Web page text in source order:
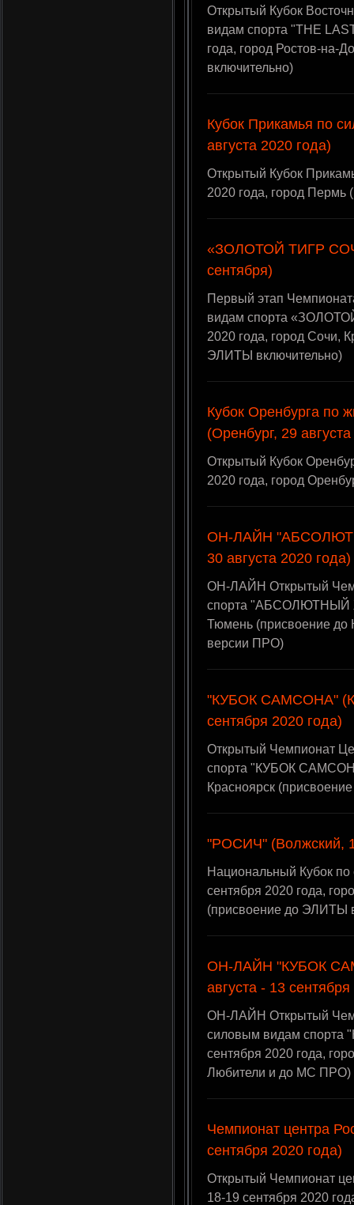
Открытый Кубок
видам спорта "THE
года, город Ростов-на-
включительно)
Кубок Прикамья по
августа 2020 года)
Открытый Кубок
2020 года, город Пермь
«ЗОЛОТОЙ ТИГР
сентября)
Первый этап
видам спорта
2020 года, город Сочи,
ЭЛИТЫ включительно)
Кубок Оренбурга по
(Оренбург, 29
Открытый Кубок
2020 года, город
ОН-ЛАЙН
30 августа 2020 года)
ОН-ЛАЙН Открытый
спорта "АБСОЛЮТНЫЙ
Тюмень (присвоение
версии ПРО)
"КУБОК САМСОНА"
сентября 2020 года)
Открытый Чемпионат
спорта "КУБОК
Красноярск
"РОСИЧ" (Волжский,
Национальный Кубок
сентября 2020 года,
(присвоение до ЭЛИТЫ
ОН-ЛАЙН "КУБОК
августа - 13
ОН-ЛАЙН Открытый
силовым видам спорта
сентября 2020 года,
Любители и до МС ПРО)
Чемпионат центра
сентября 2020 года)
Открытый Чемпионат
18-19 сентября 2020